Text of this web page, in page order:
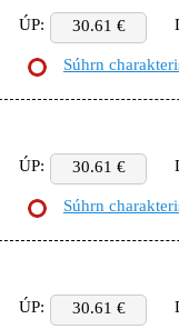
ÚP: 30.61 €
Súhrn
ÚP: 30.61 €
Súhrn
ÚP: 30.61 €